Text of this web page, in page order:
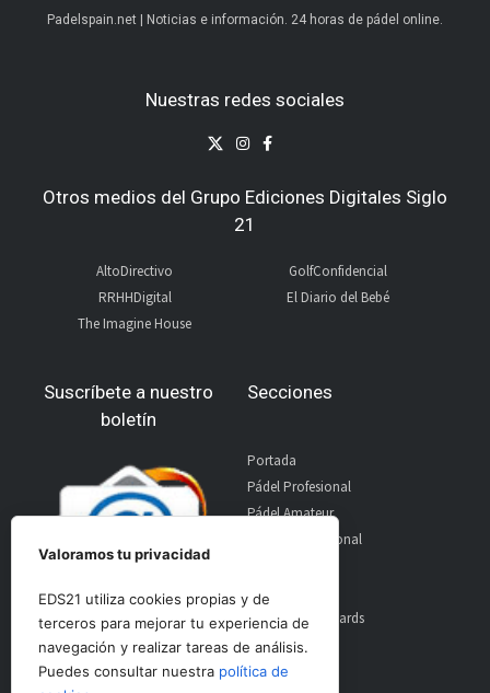
Padelspain.net | Noticias e información. 24 horas de pádel online.
Nuestras redes sociales
Otros medios del Grupo Ediciones Digitales Siglo
21
AltoDirectivo
RRHHDigital
The Imagine House
GolfConfidencial
El Diario del Bebé
Suscríbete a nuestro
boletín
Secciones
Portada
Pádel Profesional
Pádel Amateur
Pádel Internacional
Material
World Padel Awards
Contacto
Publicidad
Valoramos tu privacidad
EDS21 utiliza cookies propias y de
terceros para mejorar tu experiencia de
navegación y realizar tareas de análisis.
Puedes consultar nuestra política de